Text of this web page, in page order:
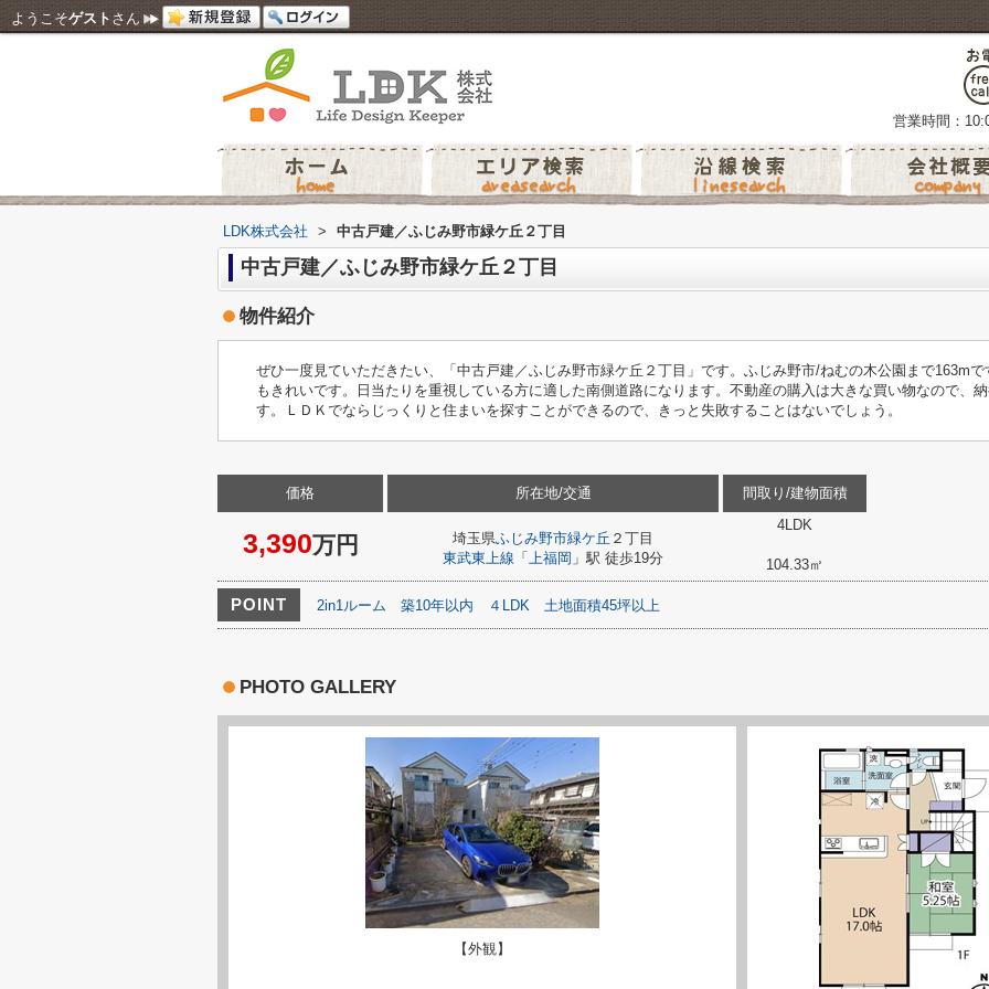
ようこそゲスト さん
営業時間：
LDK株式会社 > 中古戸建／ふじみ野市緑ケ丘２丁目
中古戸建／ふじみ野市緑ケ丘２丁目
物件紹介
ぜひ一度見ていただきたい、「中古戸建／ふじみ野市緑ケ丘２丁目」です。ふじみ野市/ねむの木公園まで163m
もきれいです。日当たりを重視している方に適した南側道路になります。不動産の購入は大きな買い物なので、
す。ＬＤＫでならじっくりと住まいを探すことができるので、きっと失敗することはないでしょう。
価格
3,390万円
所在地/交通
埼玉県ふじみ野市緑ケ丘 ２丁目
東武東上線 「 上福岡 」駅 徒歩19分
間取り/建物面積
4LDK
104.33㎡
POINT 2in1ルーム 築10年以内 ４LDK 土地面積45坪以上
PHOTO GALLERY
【外観】